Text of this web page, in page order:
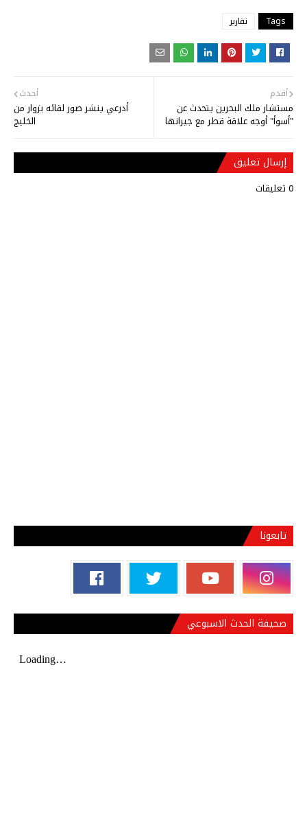
Tags تقارير
أحدث
أدرعي ينشر صور لقائه بزوار من
الخليج
أقدم
مستشار ملك البحرين يتحدث عن
"أسوأ" أوجه علاقة قطر مع جيرانها
إرسال تعليق
0 تعليقات
تابعونا
صحيفة الحدث الاسبوعي